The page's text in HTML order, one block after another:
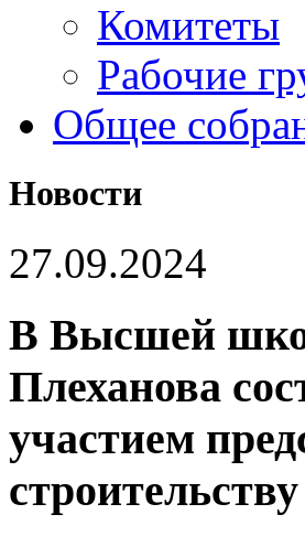
Комитеты
Рабочие
Общее
Новости
27.09.2024
В Высшей
Плеханова
участием
строительству